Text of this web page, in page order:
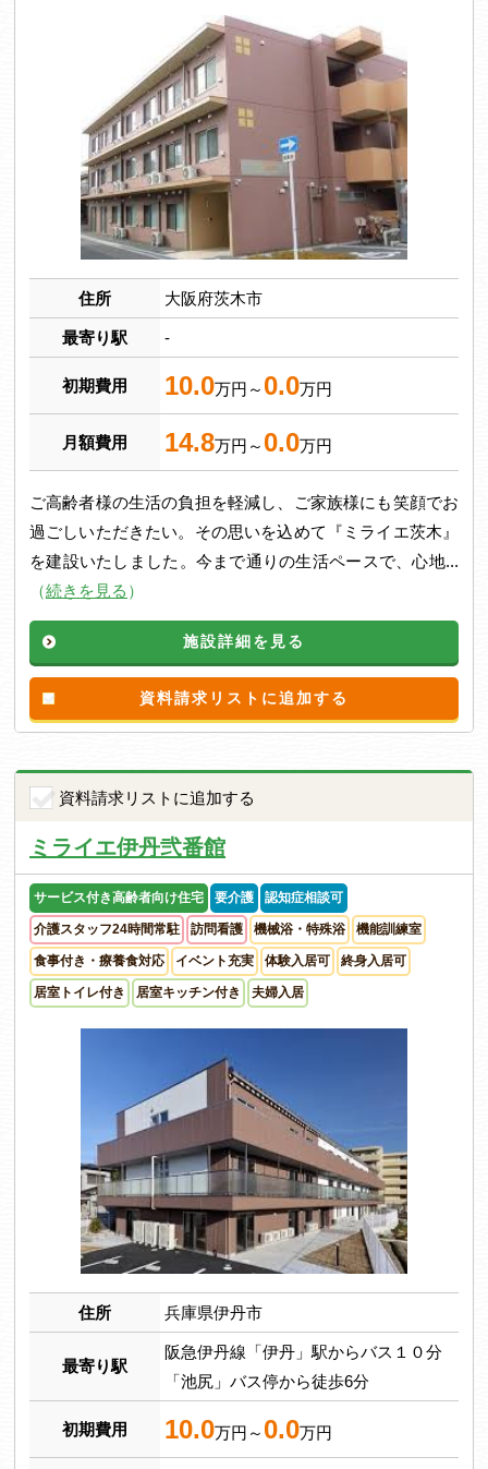
住所 大阪府茨木市
最寄り駅 -
初期費用 10.0万円～ 0.0万円
月額費用 14.8万円～ 0.0万円
ご高齢者様の生活の負担を軽減し、ご家族様にも笑顔でお
過ごしいただきたい。その思いを込めて『ミライエ茨木』
を建設いたしました。今まで通りの生活ペースで、心地...
（続きを見る ）
施設詳細を見る
資料請求リストに追加する
資料請求リストに追加する
ミライエ伊丹弐番館
サービス付き高齢者向け住宅 要介護 認知症相談可
介護スタッフ24時間常駐 訪問看護 機械浴・特殊浴 機能訓練室
食事付き・療養食対応 イベント充実 体験入居可 終身入居可
居室トイレ付き 居室キッチン付き 夫婦入居
住所 兵庫県伊丹市
最寄り駅
阪急伊丹線「伊丹」駅からバス１０分
「池尻」バス停から徒歩6分
初期費用 10.0万円～ 0.0万円